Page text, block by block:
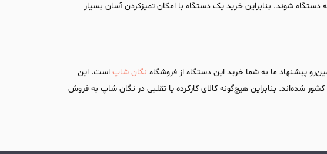
شوند. بنابراین خرید یک دستگاه با امکان تمیزکردن آسان بسیار
پیشنهاد ما به شما خرید این دستگاه از فروشگاه نگان شاپ است. این
شده‌اند. بنابراین هیچ‌گونه کالای کارکرده یا تقلبی در نگان شاپ به فروش